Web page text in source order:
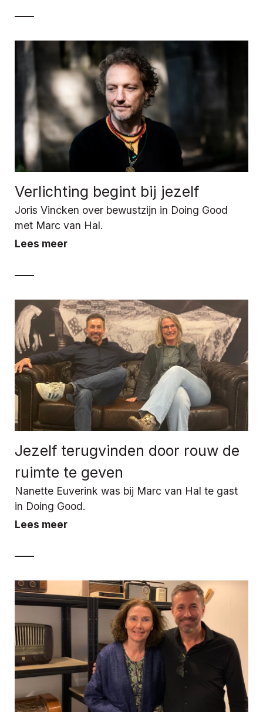
Verlichting begint bij jezelf
Joris Vincken over bewustzijn in Doing Good
met Marc van Hal.
Lees meer
Jezelf terugvinden door rouw de
ruimte te geven
Nanette Euverink was bij Marc van Hal te gast
in Doing Good.
Lees meer